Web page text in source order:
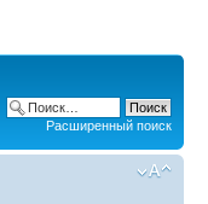
Расширенный поиск